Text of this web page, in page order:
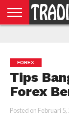
FOREX
Tips
Forex
Posted on Februari 5,